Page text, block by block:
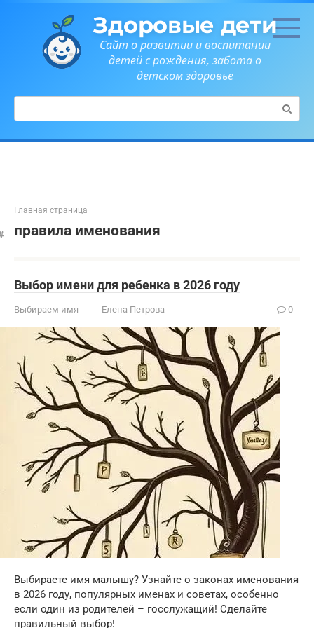
Здоровые дети
Сайт о развитии и воспитании
детей с рождения, забота о
детском здоровье
Поиск:
Главная страница
правила именования
Выбор имени для ребенка в 2026 году
Выбираем имя Елена Петрова 0
Выбираете имя малышу? Узнайте о законах именования
в 2026 году, популярных именах и советах, особенно
если один из родителей – госслужащий! Сделайте
правильный выбор!